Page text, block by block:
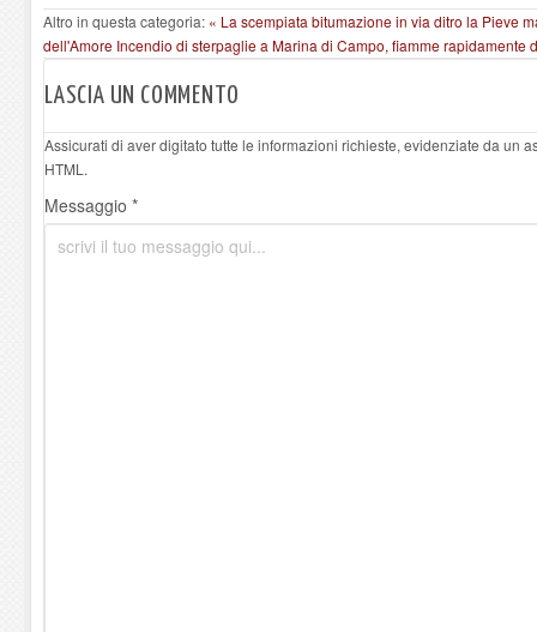
Altro in questa categoria: « La scempiata bitumazione in via ditro la Pieve
dell'Amore Incendio di sterpaglie a Marina di Campo, fiamme rapidamente
LASCIA UN COMMENTO
Assicurati di aver digitato tutte le informazioni richieste, evidenziate da un
HTML.
Messaggio *